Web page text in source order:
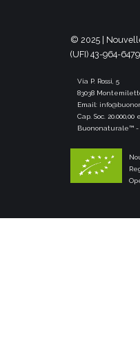
© 2025 |
(UFI) 43-964-6479
Via P. Rossi, 5
83038
Email:
Cap. Soc. 20.000,00
Buononaturale™ -